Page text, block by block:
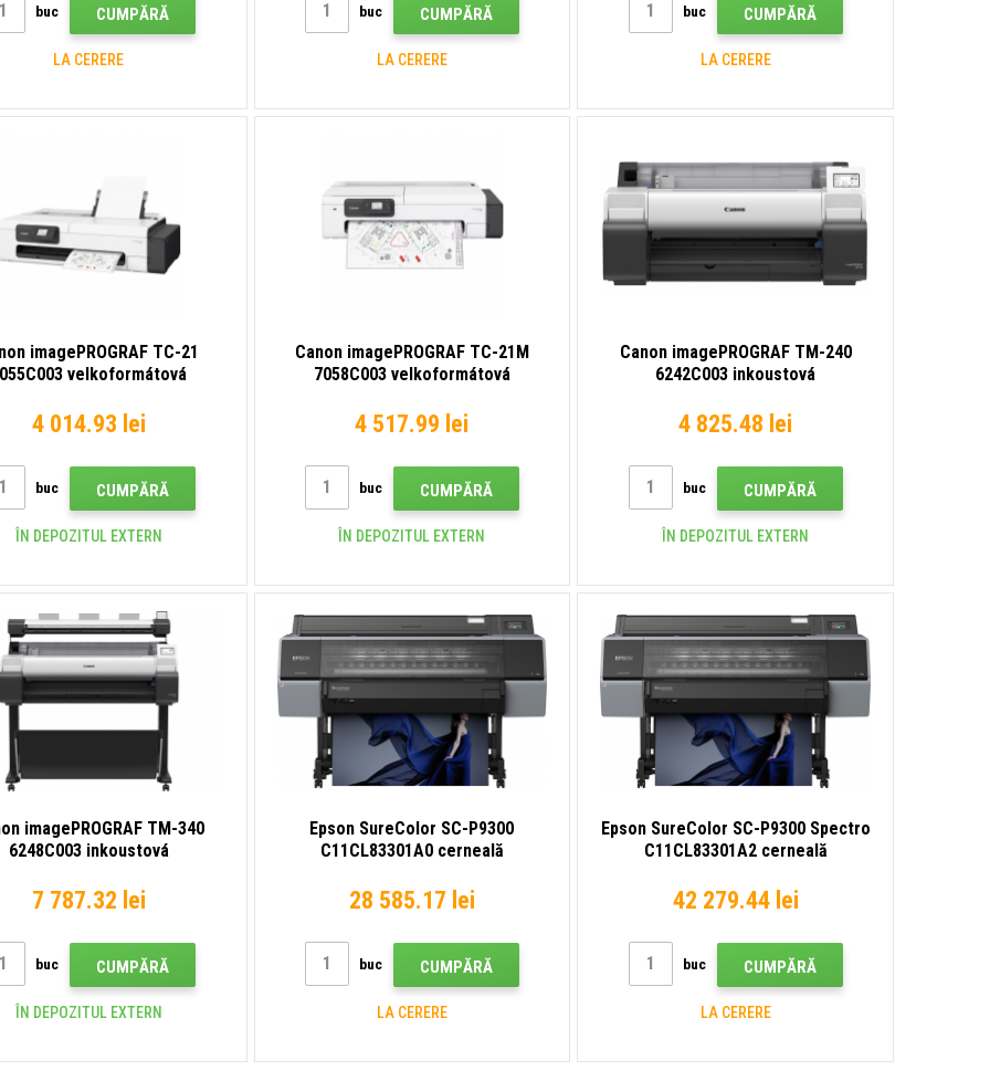
buc CUMPĂRĂ
LA CERERE
buc CUMPĂRĂ
LA CERERE
buc CUMPĂRĂ
LA CERERE
imagePROGRAF TC-21
velkoformátová
4 014.93 lei
buc CUMPĂRĂ
ÎN DEPOZITUL EXTERN
Canon imagePROGRAF TC-21M
7058C003 velkoformátová
4 517.99 lei
buc CUMPĂRĂ
ÎN DEPOZITUL EXTERN
Canon imagePROGRAF TM-240
6242C003 inkoustová
4 825.48 lei
buc CUMPĂRĂ
ÎN DEPOZITUL EXTERN
imagePROGRAF TM-340
6248C003 inkoustová
7 787.32 lei
buc CUMPĂRĂ
ÎN DEPOZITUL EXTERN
Epson SureColor SC-P9300
C11CL83301A0 cerneală
28 585.17 lei
buc CUMPĂRĂ
LA CERERE
Epson SureColor SC-P9300 Spectro
C11CL83301A2 cerneală
42 279.44 lei
buc CUMPĂRĂ
LA CERERE